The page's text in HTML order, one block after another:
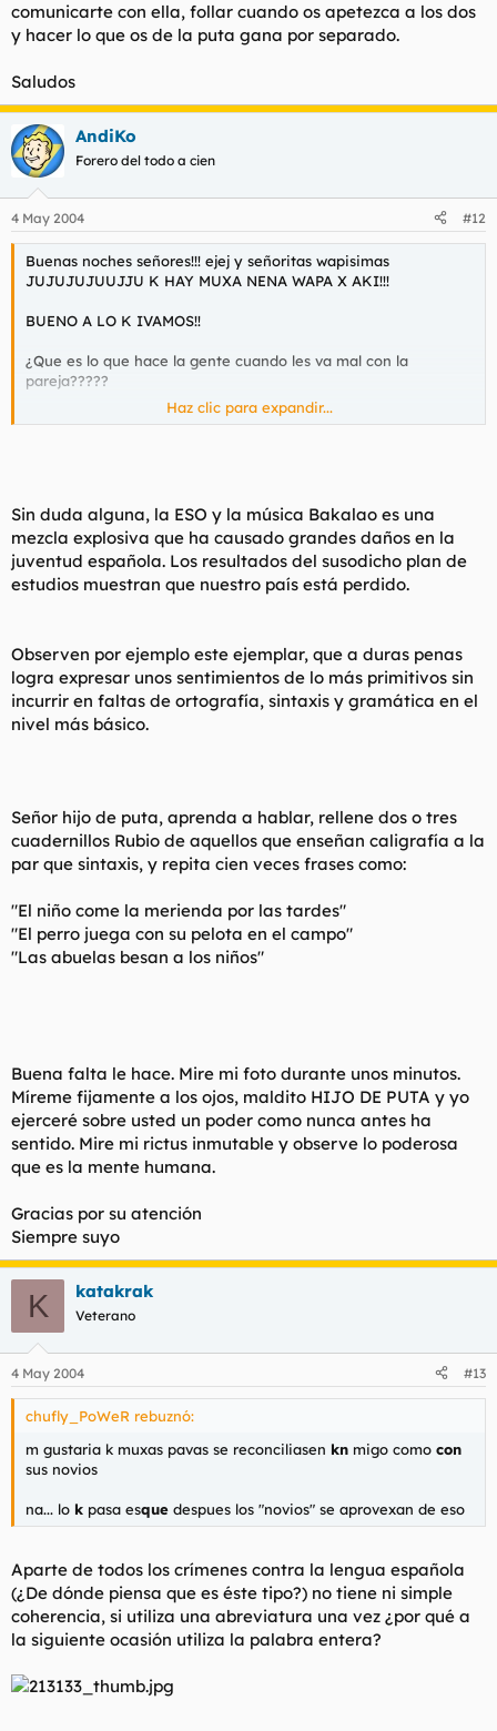
comunicarte con ella, follar cuando os apetezca a los dos
y hacer lo que os de la puta gana por separado.
Saludos
AndiKo
Forero del todo a cien
4 May 2004 #12
Buenas noches señores!!! ejej y señoritas wapisimas
JUJUJUJUUJJU K HAY MUXA NENA WAPA X AKI!!!
BUENO A LO K IVAMOS!!
¿Que es lo que hace la gente cuando les va mal con la
pareja?????
jajaja pos lo pagan kon el 1º k pillan, y yo lo veo normal, xro ... a
despues d haverme pegao la buya por... mil tonterias k no
tienes culpa d
na... lo k pasa esque despues los "novios" se aprovexan de eso
BUENO... YA DEJAREIS BUESTRAS OPINIONES...
(SI HAY FALTAS D ORTOGRAFIA... JAJAJA 2 PIEDRAS K N
MENSEÑARON BIEN EN EL COLEGIO!!!!)
Haz clic para expandir...
Sin duda alguna, la ESO y la música Bakalao es una
mezcla explosiva que ha causado grandes daños en la
juventud española. Los resultados del susodicho plan de
estudios muestran que nuestro país está perdido.
Observen por ejemplo este ejemplar, que a duras penas
logra expresar unos sentimientos de lo más primitivos sin
incurrir en faltas de ortografía, sintaxis y gramática en el
nivel más básico.
Señor hijo de puta, aprenda a hablar, rellene dos o tres
cuadernillos Rubio de aquellos que enseñan caligrafía a la
par que sintaxis, y repita cien veces frases como:
"El niño come la merienda por las tardes"
"El perro juega con su pelota en el campo"
"Las abuelas besan a los niños"
Buena falta le hace. Mire mi foto durante unos minutos.
Míreme fijamente a los ojos, maldito HIJO DE PUTA y yo
ejerceré sobre usted un poder como nunca antes ha
sentido. Mire mi rictus inmutable y observe lo poderosa
que es la mente humana.
Gracias por su atención
Siempre suyo
K katakrak
Veterano
4 May 2004 #13
chufly_PoWeR rebuznó:
m gustaria k muxas pavas se reconciliasen kn migo como con
sus novios
na... lo k pasa esque despues los "novios" se aprovexan de eso
Aparte de todos los crímenes contra la lengua española
(¿De dónde piensa que es éste tipo?) no tiene ni simple
coherencia, si utiliza una abreviatura una vez ¿por qué a
la siguiente ocasión utiliza la palabra entera?